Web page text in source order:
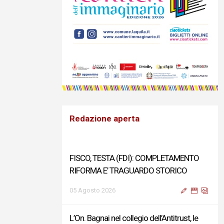
Redazione aperta
FISCO, TESTA (FDI): COMPLETAMENTO
RIFORMA E’ TRAGUARDO STORICO
05 Agosto 2026
L’On. Bagnai nel collegio dell’Antitrust, le